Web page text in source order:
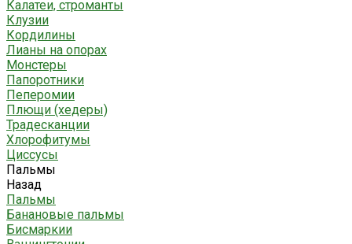
Калатеи, строманты
Клузии
Кордилины
Лианы на опорах
Монстеры
Папоротники
Пеперомии
Плющи (хедеры)
Традесканции
Хлорофитумы
Циссусы
Пальмы
Назад
Пальмы
Банановые пальмы
Бисмаркии